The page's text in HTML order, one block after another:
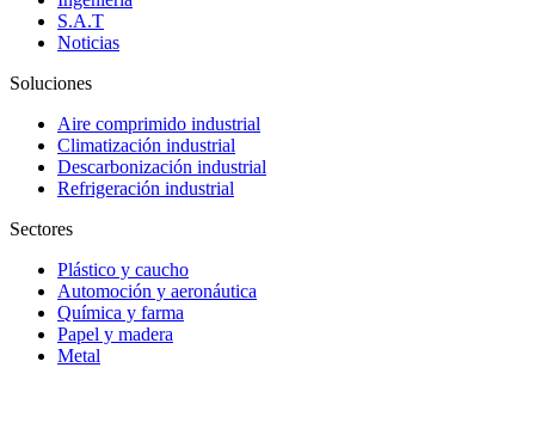
S.A.T
Noticias
Soluciones
Aire comprimido industrial
Climatización industrial
Descarbonización industrial
Refrigeración industrial
Sectores
Plástico y caucho
Automoción y aeronáutica
Química y farma
Papel y madera
Metal